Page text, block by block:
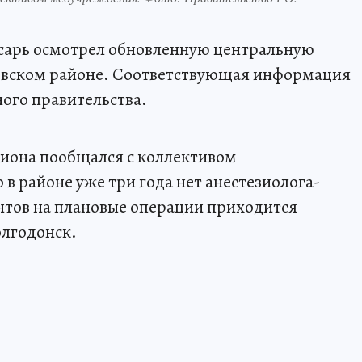
осмотрел обновленную центральную
районе. Соответствующая информация
правительства.
пообщался с коллективом
районе уже три года нет анестезиолога-
на плановые операции приходится